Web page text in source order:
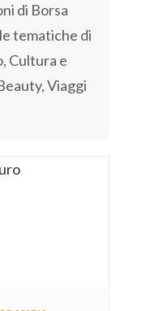
di Borsa
tematiche di
Cultura e
Viaggi